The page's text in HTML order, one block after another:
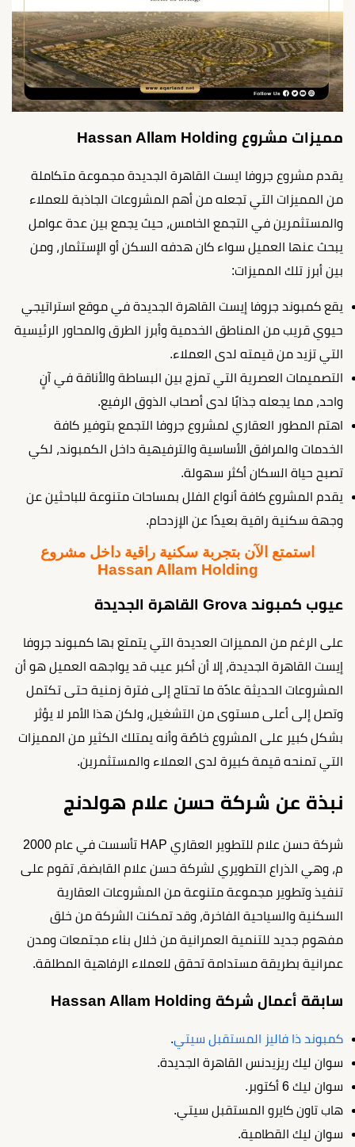
مميزات مشروع Hassan Allam Holding
يقدم مشروع جروفا ايست القاهرة الجديدة مجموعة متكاملة
من المميزات التي تجعله من أهم المشروعات الجاذبة للعملاء
والمستثمرين في التجمع الخامس، حيث يجمع بين عدة عوامل
يبحث عنها العميل سواء كان هدفه السكن أو الإستثمار، ومن
بين أبرز تلك المميزات:
يقع كمبوند جروفا إيست القاهرة الجديدة في موقع استراتيجي
حيوي قريب من المناطق الخدمية وأبرز الطرق والمحاور الرئيسية
التي تزيد من قيمته لدى العملاء.
التصميمات العصرية التي تمزج بين البساطة والأناقة في آنٍ
واحد، مما يجعله جذابًا لدى أصحاب الذوق الرفيع.
اهتم المطور العقاري لمشروع جروفا التجمع بتوفير كافة
الخدمات والمرافق الأساسية والترفيهية داخل الكمبوند، لكي
تصبح حياة السكان أكثر سهولة.
يقدم المشروع كافة أنواع الفلل بمساحات متنوعة للباحثين عن
وجهة سكنية راقية بعيدًا عن الإزدحام.
استمتع الآن بتجربة سكنية راقية داخل مشروع
Hassan Allam Holding
عيوب كمبوند Grova القاهرة الجديدة
على الرغم من المميزات العديدة التي يتمتع بها كمبوند جروفا
إيست القاهرة الجديدة، إلا أن أكبر عيب قد يواجهه العميل هو أن
المشروعات الحديثة عادًة ما تحتاج إلى فترة زمنية حتى تكتمل
وتصل إلى أعلى مستوى من التشغيل، ولكن هذا الأمر لا يؤثر
بشكل كبير على المشروع خاصًة وأنه يمتلك الكثير من المميزات
التي تمنحه قيمة كبيرة لدى العملاء والمستثمرين.
نبذة عن شركة حسن علام هولدنج
شركة حسن علام للتطوير العقاري HAP تأسست في عام 2000
م، وهي الذراع التطويري لشركة حسن علام القابضة، تقوم على
تنفيذ وتطوير مجموعة متنوعة من المشروعات العقارية
السكنية والسياحية الفاخرة، وقد تمكنت الشركة من خلق
مفهوم جديد للتنمية العمرانية من خلال بناء مجتمعات ومدن
عمرانية بطريقة مستدامة تحقق للعملاء الرفاهية المطلقة.
سابقة أعمال شركة Hassan Allam Holding
كمبوند ذا فاليز المستقبل سيتي.
سوان ليك ريزيدنس القاهرة الجديدة.
سوان ليك 6 أكتوبر.
هاب تاون كايرو المستقبل سيتي.
سوان ليك القطامية.